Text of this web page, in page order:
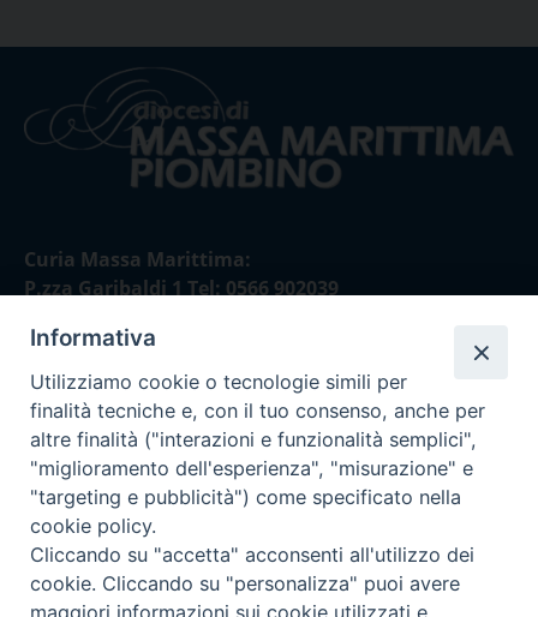
Curia Massa Marittima:
P.zza Garibaldi 1 Tel: 0566 902039
Curia Piombino:
Via Don Minzoni,58/A Tel e Fax: 0565 32036
E-mail:
curia@diocesimassamarittima.it
Informativa
Utilizziamo cookie o tecnologie simili per
finalità tecniche e, con il tuo consenso, anche per
altre finalità ("interazioni e funzionalità semplici",
"miglioramento dell'esperienza", "misurazione" e
"targeting e pubblicità") come specificato nella
cookie policy.
Cliccando su "accetta" acconsenti all'utilizzo dei
cookie. Cliccando su "personalizza" puoi avere